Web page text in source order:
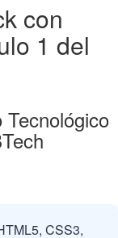
con
1 del
CSS3,